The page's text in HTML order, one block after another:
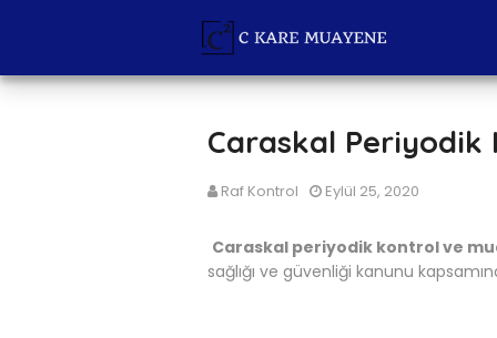
Caraskal Periyodik
Raf Kontrol Eylül 25, 2020
Caraskal periyodik kontrol ve
sağlığı ve güvenliği kanunu